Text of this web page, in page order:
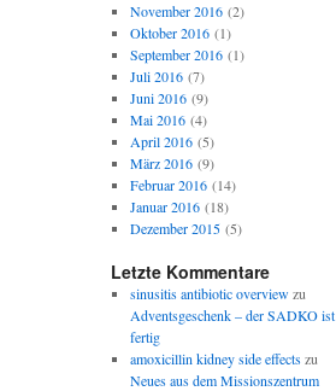
November 2016(2)
Oktober 2016(1)
September 2016(1)
Juli 2016(7)
Juni 2016(9)
Mai 2016(4)
April 2016(5)
März 2016(9)
Februar 2016(14)
Januar 2016(18)
Dezember 2015(5)
Letzte Kommentare
sinusitis antibiotic overviewzu
Adventsgeschenk – der SADKO ist
fertig
amoxicillin kidney side effectszu
Neues aus dem Missionszentrum